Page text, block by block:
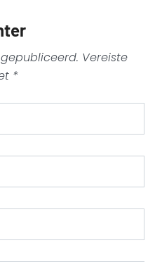
Vereiste
*